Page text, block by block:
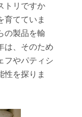
トリですか
育てていま
の製品を輸
は、そのため
フやパティシ
性を探りま